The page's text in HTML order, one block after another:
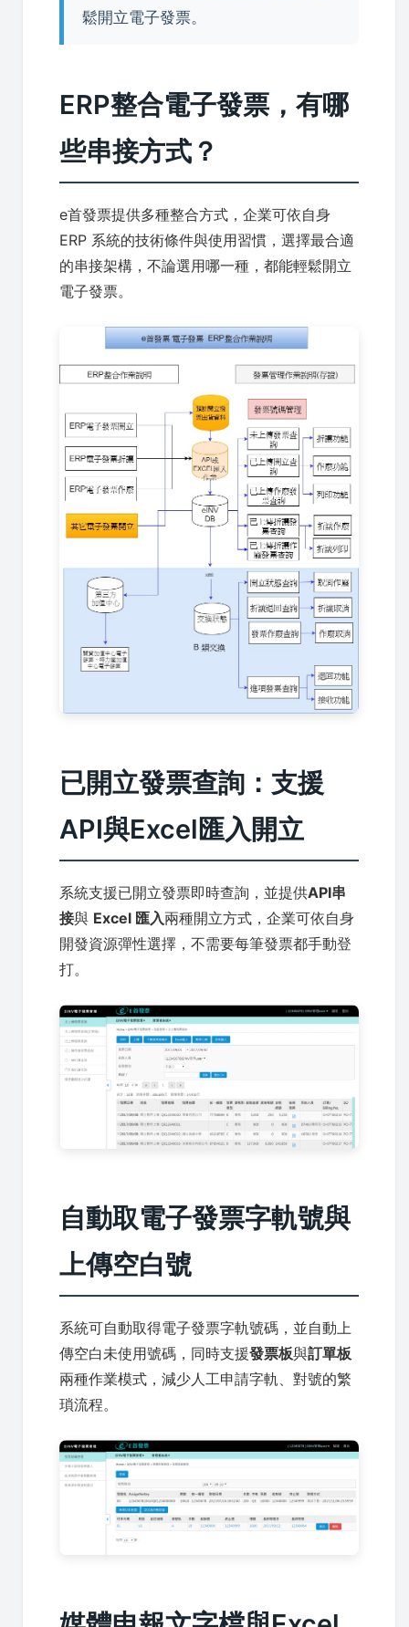
鬆開立電子發票。
ERP整合電子發票，有哪
些串接方式？
e首發票提供多種整合方式，企業可依自身
ERP 系統的技術條件與使用習慣，選擇最合適
的串接架構，不論選用哪一種，都能輕鬆開立
電子發票。
已開立發票查詢：支援
API與Excel匯入開立
系統支援已開立發票即時查詢，並提供API串
接與 Excel 匯入兩種開立方式，企業可依自身
開發資源彈性選擇，不需要每筆發票都手動登
打。
自動取電子發票字軌號與
上傳空白號
系統可自動取得電子發票字軌號碼，並自動上
傳空白未使用號碼，同時支援發票板與訂單板
兩種作業模式，減少人工申請字軌、對號的繁
瑣流程。